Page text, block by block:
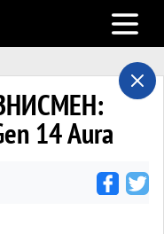
Open
14 Aura